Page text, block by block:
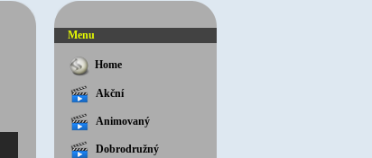
Menu
Home
Akční
Animovaný
Dobrodružný